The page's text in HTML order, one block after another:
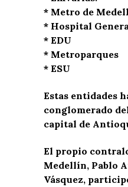
* Metro de
* Hospital
* EDU
* Metroparques
* ⁠ESU
Estas entidades
conglomerado
capital de
El propio
Medellín, Pablo
Vásquez,